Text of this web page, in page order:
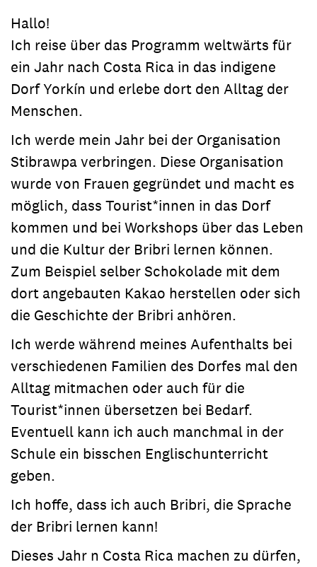
Hallo!
Ich reise über das Programm weltwärts für
ein Jahr nach Costa Rica in das indigene
Dorf Yorkín und erlebe dort den Alltag der
Menschen.
Ich werde mein Jahr bei der Organisation
Stibrawpa verbringen. Diese Organisation
wurde von Frauen gegründet und macht es
möglich, dass Tourist*innen in das Dorf
kommen und bei Workshops über das Leben
und die Kultur der Bribri lernen können.
Zum Beispiel selber Schokolade mit dem
dort angebauten Kakao herstellen oder sich
die Geschichte der Bribri anhören.
Ich werde während meines Aufenthalts bei
verschiedenen Familien des Dorfes mal den
Alltag mitmachen oder auch für die
Tourist*innen übersetzen bei Bedarf.
Eventuell kann ich auch manchmal in der
Schule ein bisschen Englischunterricht
geben.
Ich hoffe, dass ich auch Bribri, die Sprache
der Bribri lernen kann!
Dieses Jahr n Costa Rica machen zu dürfen,